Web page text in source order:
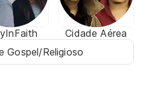
Cidade Aérea
Gospel/Religioso